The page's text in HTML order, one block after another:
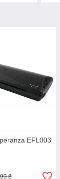
EFL003
₴